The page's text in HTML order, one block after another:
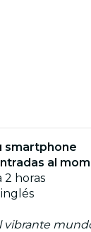
smartphone
al
2 horas
vibrante